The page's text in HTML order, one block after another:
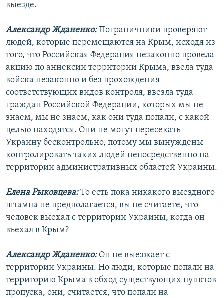
выезде.
Александр Жданенко:Пограничники проверяют
людей, которые перемещаются на Крым, исходя из
того, что Российская Федерация незаконно провела
акцию по аннексии территории Крыма, ввела туда
войска незаконно и без прохождения
соответствующих видов контроля, ввезла туда
граждан Российской Федерации, которых мы не
знаем, мы не знаем, как они туда попали, с какой
целью находятся. Они не могут пересекать
Украину бесконтрольно, потому мы вынуждены
контролировать таких людей непосредственно на
территории административных областей Украины.
Елена Рыковцева:То есть пока никакого выездного
штампа не предполагается, вы не считаете, что
человек выехал с территории Украины, когда он
въехал в Крым?
Александр Жданенко: Он не выезжает с
территории Украины. Но люди, которые попали на
территорию Крыма в обход существующих пунктов
пропуска, они, считается, что попали на